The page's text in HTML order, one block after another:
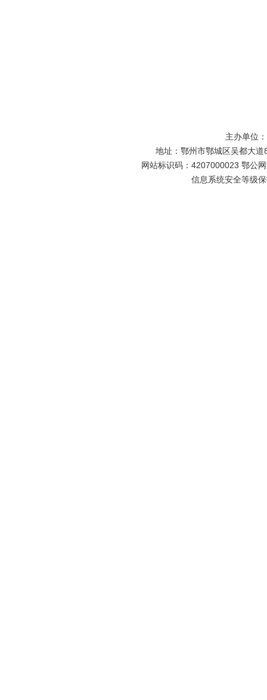
主办单位
地址：鄂州市鄂城区吴都大
网站标识码：4207000023 鄂公
信息系统安全等级